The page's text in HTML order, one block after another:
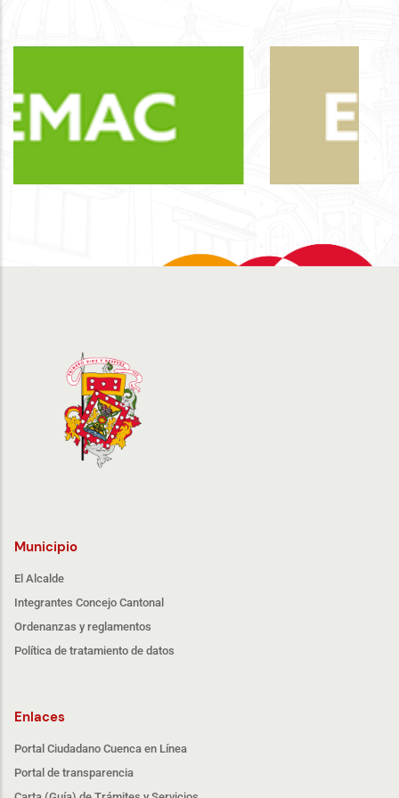
Municipio
El Alcalde
Integrantes Concejo Cantonal
Ordenanzas y reglamentos
Política de tratamiento de datos
Enlaces
Portal Ciudadano Cuenca en Línea
Portal de transparencia